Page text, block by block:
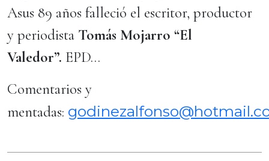
Asus 89 años falleció el escritor, productor
y periodista Tomás Mojarro “El
Valedor”. EPD…
Comentarios y
mentadas: